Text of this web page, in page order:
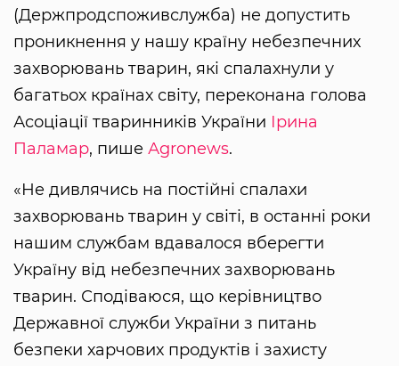
(Держпродспоживслужба) не допустить
проникнення у нашу країну небезпечних
захворювань тварин, які спалахнули у
багатьох країнах світу, переконана голова
Асоціації тваринників України Ірина
Паламар, пише Аgronews.
«Не дивлячись на постійні спалахи
захворювань тварин у світі, в останні роки
нашим службам вдавалося вберегти
Україну від небезпечних захворювань
тварин. Сподіваюся, що керівництво
Державної служби України з питань
безпеки харчових продуктів і захисту